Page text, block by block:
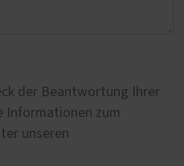
der Beantwortung Ihrer
Informationen zum
unseren